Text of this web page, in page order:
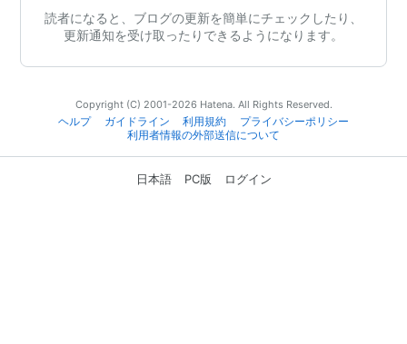
読者になると、ブログの更新を簡単にチェックしたり、
更新通知を受け取ったりできるようになります。
Copyright (C) 2001-2026 Hatena. All Rights Reserved.
ヘルプ
ガイドライン 利用規約
プライバシーポリシー
利用者情報の外部送信について
日本語 PC版 ログイン